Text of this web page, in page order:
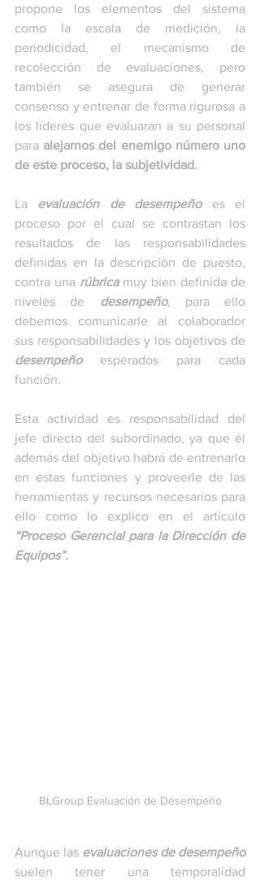
propone los elementos del sistema
como la escala de medición, la
periodicidad, el mecanismo de
recolección de evaluaciones, pero
también se asegura de generar
consenso y entrenar de forma rigurosa a
los líderes que evaluaran a su personal
para alejarnos del enemigo número uno
de este proceso, la subjetividad.
La evaluación de desempeño es el
proceso por el cual se contrastan los
resultados de las responsabilidades
definidas en la descripción de puesto,
contra una rúbrica muy bien definida de
niveles de desempeño, para ello
debemos comunicarle al colaborador
desempeño esperados para cada
función.
Esta actividad es responsabilidad del
jefe directo del subordinado, ya que él
además del objetivo habrá de entrenarlo
en estas funciones y proveerle de las
herramientas y recursos necesarios para
“Proceso Gerencial para la Dirección de
Equipos”.
BLGroup Evaluación de Desempeño
Aunque las evaluaciones de desempeño
suelen tener una temporalidad